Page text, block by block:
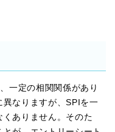
一定の相関関係があり
異なりますが、SPIを一
ありません。そのた